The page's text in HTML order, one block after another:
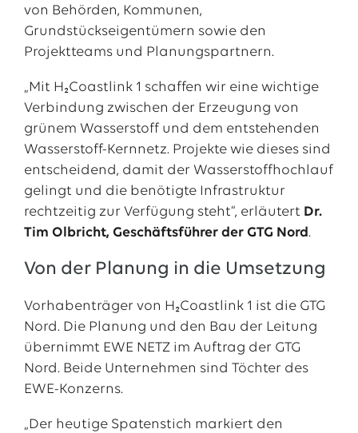
von Behörden, Kommunen,
Grundstückseigentümern sowie den
Projektteams und Planungspartnern.
„Mit H₂Coastlink 1 schaffen wir eine wichtige
Verbindung zwischen der Erzeugung von
grünem Wasserstoff und dem entstehenden
Wasserstoff-Kernnetz. Projekte wie dieses sind
entscheidend, damit der Wasserstoffhochlauf
gelingt und die benötigte Infrastruktur
rechtzeitig zur Verfügung steht“, erläutert Dr.
Tim Olbricht, Geschäftsführer der GTG Nord.
Von der Planung in die Umsetzung
Vorhabenträger von H₂Coastlink 1 ist die GTG
Nord. Die Planung und den Bau der Leitung
übernimmt EWE NETZ im Auftrag der GTG
Nord. Beide Unternehmen sind Töchter des
EWE-Konzerns.
„Der heutige Spatenstich markiert den